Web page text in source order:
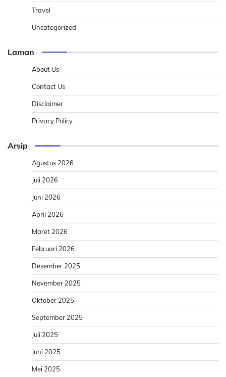
Travel
Uncategorized
Laman
About Us
Contact Us
Disclaimer
Privacy Policy
Arsip
Agustus 2026
Juli 2026
Juni 2026
April 2026
Maret 2026
Februari 2026
Desember 2025
November 2025
Oktober 2025
September 2025
Juli 2025
Juni 2025
Mei 2025